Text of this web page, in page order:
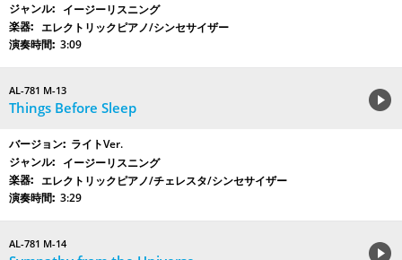
イージーリスニング
エレクトリックピアノ/シンセサイザー
3:09
AL-781 M-13
Things Before Sleep
ライトVer.
イージーリスニング
エレクトリックピアノ/チェレスタ/シンセサイザー
3:29
AL-781 M-14